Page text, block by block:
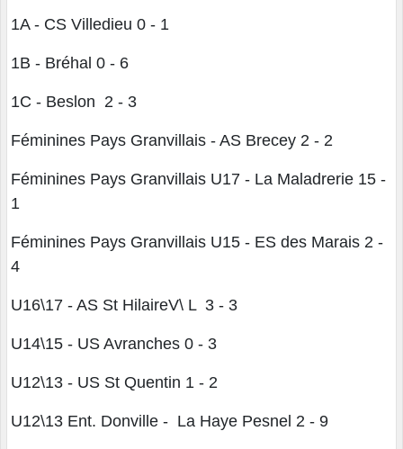
1A - CS Villedieu 0 - 1
1B - Bréhal 0 - 6
1C - Beslon 2 - 3
Féminines Pays Granvillais - AS Brecey 2 - 2
Féminines Pays Granvillais U17 - La Maladrerie 15 -
1
Féminines Pays Granvillais U15 - ES des Marais 2 -
4
U16\17 - AS St HilaireV\ L 3 - 3
U14\15 - US Avranches 0 - 3
U12\13 - US St Quentin 1 - 2
U12\13 Ent. Donville - La Haye Pesnel 2 - 9